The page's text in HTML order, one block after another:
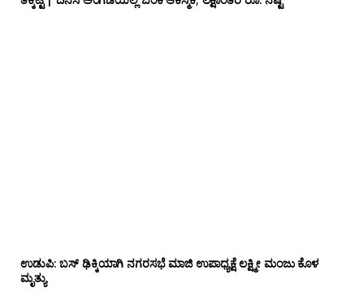
ಉಡುಪಿ: ಬಸ್ ಢಿಕ್ಕಿಯಾಗಿ ನಗರಸಭೆ ಮಾಜಿ ಉಪಾಧ್ಯಕ್ಷೆ ಲಕ್ಷ್ಮೀ ಮಂಜು ಕೊಳ
ಮೃತ್ಯು